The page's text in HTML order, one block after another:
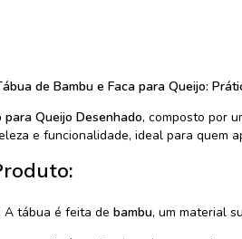
de Bambu e Faca para Queijo:
para Queijo Desenhado, composto por
e funcionalidade, ideal para quem
: A tábua é feita de bambu, um material